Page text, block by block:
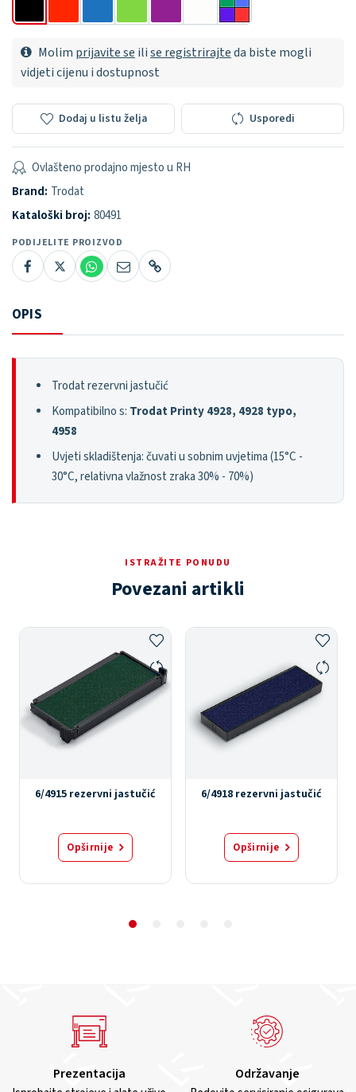
Molim prijavite se ilise registrirajteda biste mogli
vidjeti cijenu i dostupnost
Dodaj u listu želja Usporedi
Ovlašteno prodajno mjesto u RH
Brand: Trodat
Kataloški broj: 80491
PODIJELITE PROIZVOD
OPIS
Trodat rezervni jastučić
Kompatibilno s: Trodat Printy 4928, 4928 typo,
4958
Uvjeti skladištenja: čuvati u sobnim uvjetima (15°C -
30°C, relativna vlažnost zraka 30% - 70%)
ISTRAŽITE PONUDU
Povezani artikli
6/4915 rezervni jastučić
Opširnije
6/4918 rezervni jastučić
Opširnije
Prezentacija Održavanje